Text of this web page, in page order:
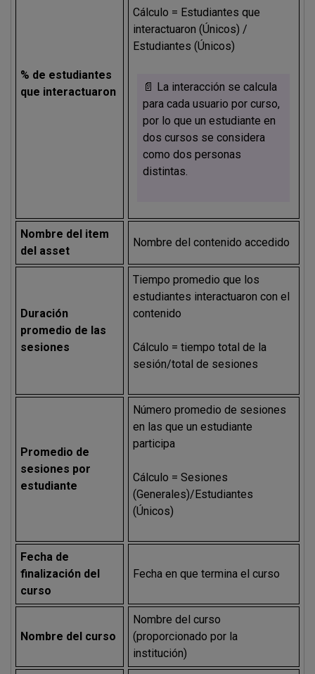
% de estudiantes
que interactuaron
Cálculo = Estudiantes que
interactuaron (Únicos) /
Estudiantes (Únicos)
📄 La interacción se calcula
para cada usuario por curso,
por lo que un estudiante en
dos cursos se considera
como dos personas
distintas.
Nombre del item
del asset
Nombre del contenido accedido
Duración
promedio de las
sesiones
Tiempo promedio que los
estudiantes interactuaron con el
contenido
Cálculo = tiempo total de la
sesión/total de sesiones
Promedio de
sesiones por
estudiante
Número promedio de sesiones
en las que un estudiante
participa
Cálculo = Sesiones
(Generales)/Estudiantes
(Únicos)
Fecha de
finalización del
curso
Fecha en que termina el curso
Nombre del curso
Nombre del curso
(proporcionado por la
institución)